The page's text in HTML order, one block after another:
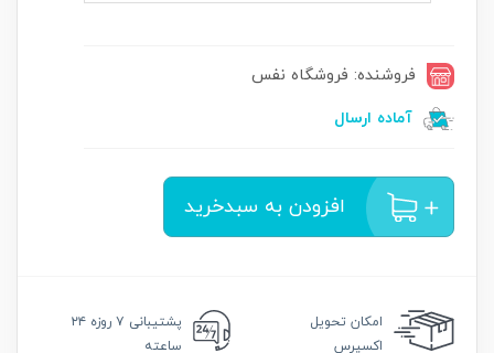
فروشنده: فروشگاه نفس
آماده ارسال
افزودن به سبدخرید
امکان تحویل
اکسپرس
پشتیبانی
۷ روزه ۲۴
ساعته